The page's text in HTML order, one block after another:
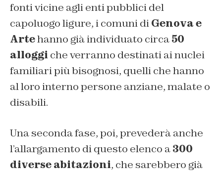
fonti vicine agli enti pubblici del
capoluogo ligure, i comuni diGenova e
Artehanno già individuato circa50
alloggi che verranno destinati ai nuclei
familiari più bisognosi, quelli che hanno
al loro interno persone anziane, malate o
disabili.
Una seconda fase, poi, prevederà anche
l’allargamento di questo elenco a300
diverse abitazioni, che sarebbero già